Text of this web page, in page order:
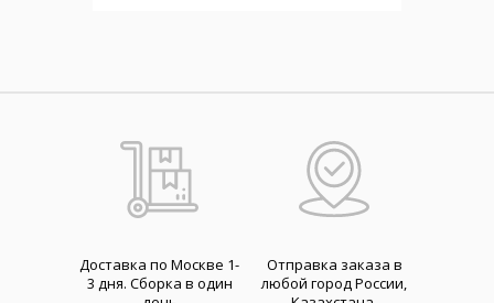
Доставка по Москве 1-
3 дня. Cборка в один
Отправка заказа в
любой город России,